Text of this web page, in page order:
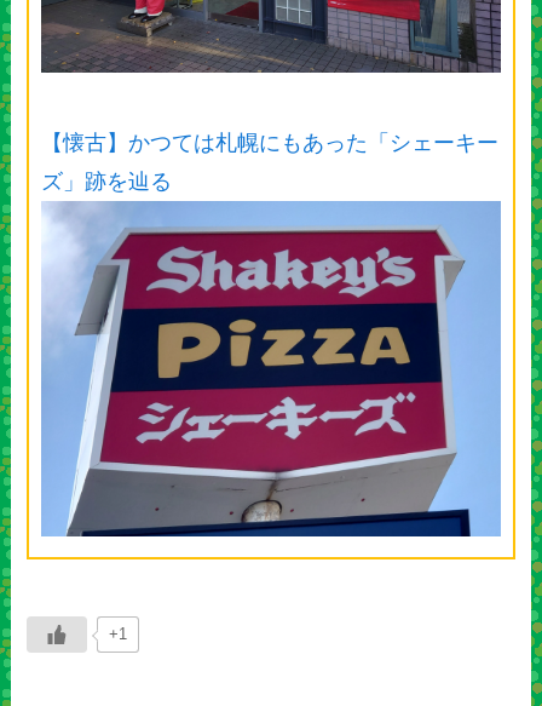
【懐古】かつては札幌にもあった「シェーキー
ズ」跡を辿る
+1